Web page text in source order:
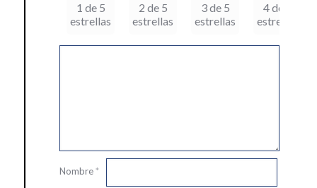
1 de 5
estrellas
2 de 5
estrellas
3 de 5
estrellas
4 de 5
estrellas
Nombre*